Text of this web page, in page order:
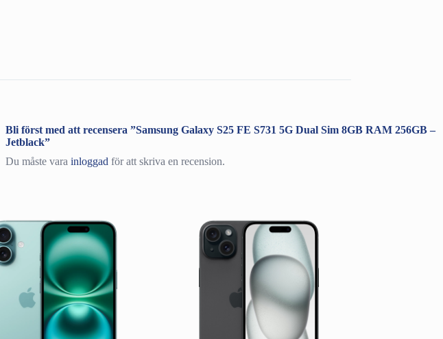
Bli först med att recensera ”Samsung Galaxy S25 FE S731 5G Dual Sim 8GB RAM 256GB –
Jetblack”
Du måste vara inloggadför att skriva en recension.